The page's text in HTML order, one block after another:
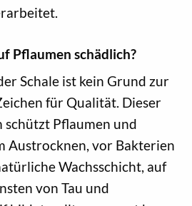
Pflaumen schädlich?
Schale ist kein Grund zur
für Qualität. Dieser
Pflaumen und
Austrocknen, vor Bakterien
Wachsschicht, auf
von Tau und